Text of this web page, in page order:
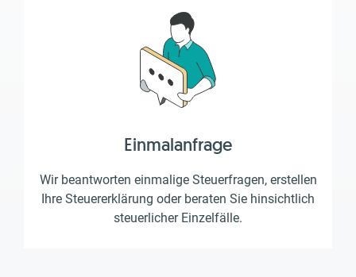
Einmalanfrage
Wir beantworten einmalige Steuerfragen, erstellen
Ihre Steuererklärung oder beraten Sie hinsichtlich
steuerlicher Einzelfälle.